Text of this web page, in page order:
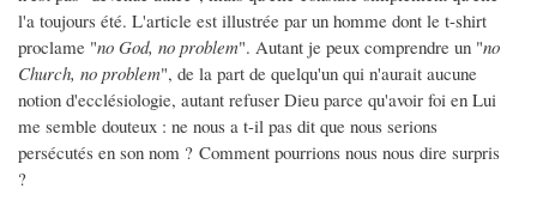
l'a toujours été. L'article est illustrée par un homme dont le t-shirt
proclame "no God, no problem". Autant je peux comprendre un "no
Church, no problem", de la part de quelqu'un qui n'aurait aucune
notion d'ecclésiologie, autant refuser Dieu parce qu'avoir foi en Lui
me semble douteux : ne nous a t-il pas dit que nous serions
persécutés en son nom ? Comment pourrions nous nous dire surpris
?